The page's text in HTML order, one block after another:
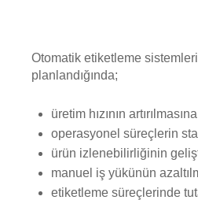
Otomatik etiketleme
planlandığında;
üretim hızının
operasyonel süreçlerin
ürün izlenebilirliğinin
manuel iş yükünün
etiketleme süreçlerinde